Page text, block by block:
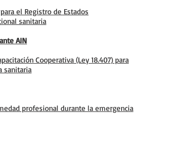
el Registro de Estados
sanitaria
AIN
Cooperativa (Ley 18.407) para
sanitaria
profesional durante la emergencia